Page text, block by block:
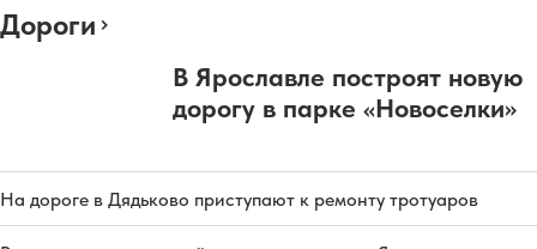
Дороги
В Ярославле построят новую
дорогу в парке «Новоселки»
На дороге в Дядьково приступают к ремонту тротуаров